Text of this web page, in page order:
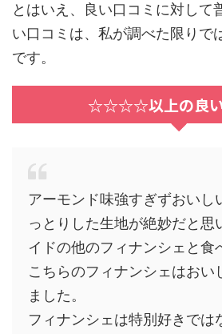
とはいえ、良い口コミに対して
い口コミは、私が調べた限りで
です。
☆☆☆☆以上の良い
アーモンド味強すぎずおいし
っとりした生地が絶妙だと思
イドの他のフィナンシェと食
こちらのフィナンシェはおい
ました。
フィナンシェは特別好きでは